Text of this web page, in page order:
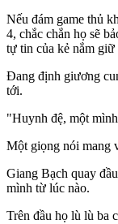
Nếu đám game thủ
4, chắc chắn họ sẽ
tự tin của kẻ nắm giữ
Đang định giương
tới.
"Huynh đệ, một
Một giọng nói mang
Giang Bạch quay
mình từ lúc nào.
Trên đầu họ lù lù ba